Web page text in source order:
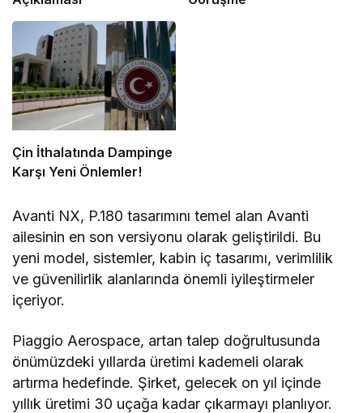
Çin İthalatında Dampinge
Karşı Yeni Önlemler!
Avanti NX, P.180 tasarımını temel alan Avanti
ailesinin en son versiyonu olarak geliştirildi. Bu
yeni model, sistemler, kabin iç tasarımı, verimlilik
ve güvenilirlik alanlarında önemli iyileştirmeler
içeriyor.
Piaggio Aerospace, artan talep doğrultusunda
önümüzdeki yıllarda üretimi kademeli olarak
artırma hedefinde. Şirket, gelecek on yıl içinde
yıllık üretimi 30 uçağa kadar çıkarmayı planlıyor.